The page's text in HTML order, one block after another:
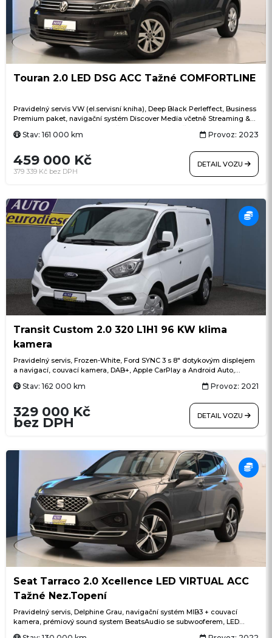
Touran 2.0 LED DSG ACC Tažné COMFORTLINE
Pravidelný servis VW (el.servisní kniha), Deep Black Perleffect, Business
Premium paket, navigační systém Discover Media včetně Streaming &
výklopné tažné zařízení, ACC (adaptivní tempomat) Stop & Go, LED
ovládáním vzadu, ergoActive sedadlo řidiče s masážní funkcí, pádla
řazení na volantu, Side Assist (asistent mrtvého úhlu), Lane Assist
(asistent jízdy v pruhu), Front Assist (asistent nouzového brzdění),
Stav: 161 000 km Provoz: 2023
459 000 Kč
379 339 Kč bez DPH
DETAIL VOZU
Transit Custom 2.0 320 L1H1 96 KW klima
kamera
Pravidelný servis, Frozen-White, Ford SYNC 3 s 8" dotykovým displejem
a navigací, couvací kamera, DAB+, Apple CarPlay a Android Auto,
osvětlení nákladového prostoru, vyhřívaná přední sedadla
Stav: 162 000 km Provoz: 2021
329 000 Kč
bez DPH DETAIL VOZU
Seat Tarraco 2.0 Xcellence LED VIRTUAL ACC
Tažné Nez.Topení
Pravidelný servis, Delphine Grau, navigační systém MIB3 + couvací
kamera, prémiový sound system BeatsAudio se subwooferem, LED